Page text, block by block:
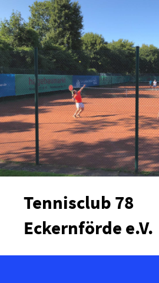
Tennisclub 78
Eckernförde e.V.